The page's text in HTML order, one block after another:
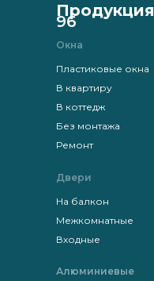
Окна
Пластиковые окна
В квартиру
В коттедж
Без монтажа
Ремонт
Двери
На балкон
Межкомнатные
Входные
Алюминиевые
96
Продукция